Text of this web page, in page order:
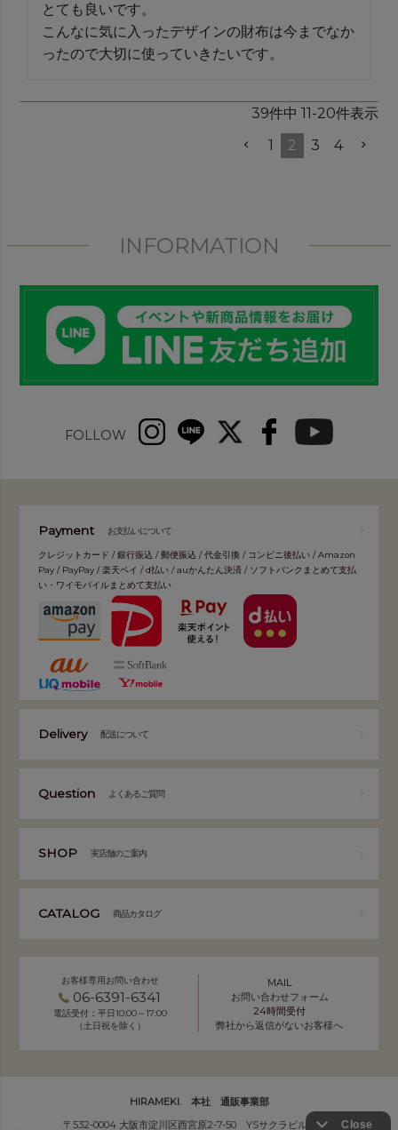
とても良いです。
こんなに気に入ったデザインの財布は今までなか
ったので大切に使っていきたいです。
39件中 11 -20件表示
1
2 3 4
INFORMATION
FOLLOW
Payment お支払いについて
クレジットカード / 銀行振込 / 郵便振込 / 代金引換 / コンビニ後払い / Amazon
Pay / PayPay / 楽天ペイ / d払い / auかんたん決済 / ソフトバンクまとめて支払
い・ワイモバイルまとめて支払い
Delivery 配送について
Question よくあるご質問
SHOP 実店舗のご案内
CATALOG 商品カタログ
お客様専用お問い合わせ
06-6391-6341
電話受付：平日10:00～17:00
（土日祝を除く）
MAIL
お問い合わせフォーム
24時間受付
弊社から返信がないお客様へ
HIRAMEKI. 本社 通販事業部
〒532-0004 大阪市淀川区西宮原2-7-50 YSサクラビル B1F